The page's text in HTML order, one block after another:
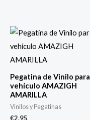
Pegatina de Vinilo para
vehículo AMAZIGH
AMARILLA
Vinilos y Pegatinas
€2.95